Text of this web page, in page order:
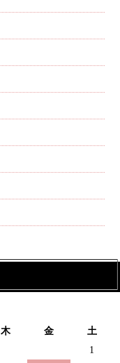
木 金
土
1